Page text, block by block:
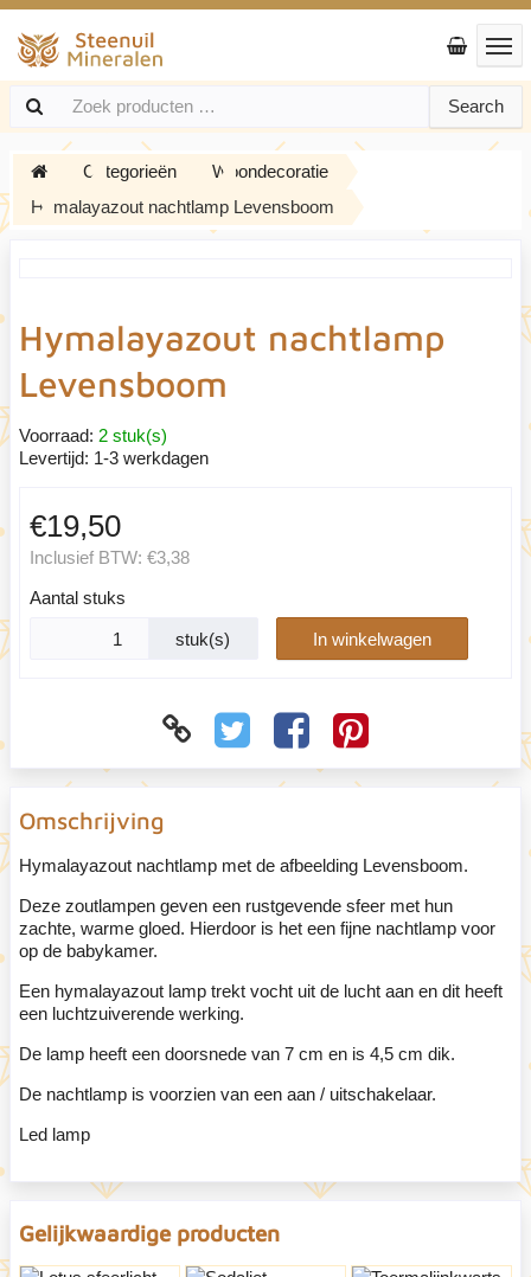
Search
Categorieën
Woondecoratie
Hymalayazout nachtlamp Levensboom
Hymalayazout nachtlamp
Levensboom
Voorraad: 2 stuk(s)
Levertijd: 1-3 werkdagen
€19,50
Inclusief BTW: €3,38
Aantal stuks
stuk(s) In winkelwagen
Omschrijving
Hymalayazout nachtlamp met de afbeelding Levensboom.
Deze zoutlampen geven een rustgevende sfeer met hun
zachte, warme gloed. Hierdoor is het een fijne nachtlamp voor
op de babykamer.
Een hymalayazout lamp trekt vocht uit de lucht aan en dit heeft
een luchtzuiverende werking.
De lamp heeft een doorsnede van 7 cm en is 4,5 cm dik.
De nachtlamp is voorzien van een aan / uitschakelaar.
Led lamp
Gelijkwaardige producten